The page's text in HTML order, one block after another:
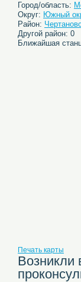
Город/область:
Округ: Южный
Район:
Другой район: 0
Ближайшая
Печать карты
Возникли